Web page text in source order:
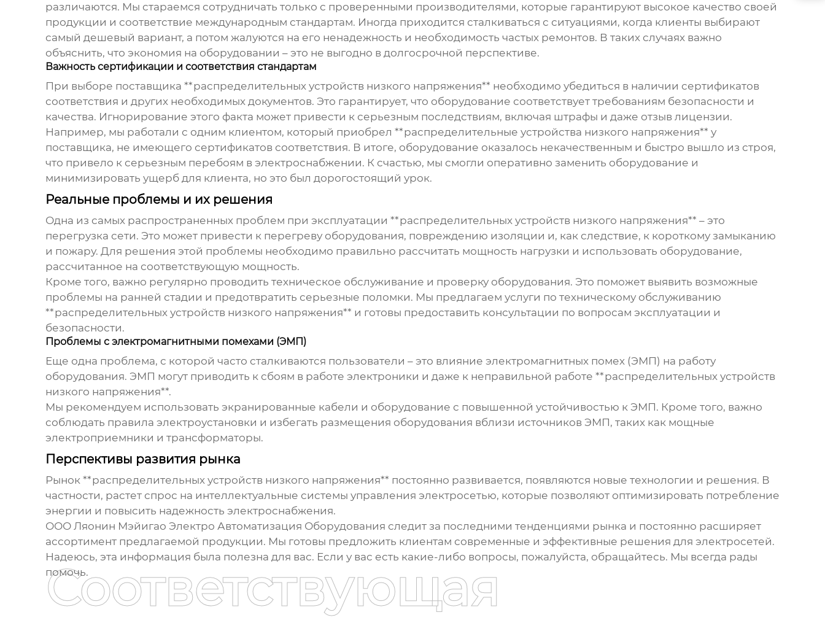
различаются. Мы стараемся сотрудничать только с проверенными производителями, которые гарантируют высокое качество своей
продукции и соответствие международным стандартам. Иногда приходится сталкиваться с ситуациями, когда клиенты выбирают
самый дешевый вариант, а потом жалуются на его ненадежность и необходимость частых ремонтов. В таких случаях важно
объяснить, что экономия на оборудовании – это не выгодно в долгосрочной перспективе.
Важность сертификации и соответствия стандартам
При выборе поставщика **распределительных устройств низкого напряжения** необходимо убедиться в наличии сертификатов
соответствия и других необходимых документов. Это гарантирует, что оборудование соответствует требованиям безопасности и
качества. Игнорирование этого факта может привести к серьезным последствиям, включая штрафы и даже отзыв лицензии.
Например, мы работали с одним клиентом, который приобрел **распределительные устройства низкого напряжения** у
поставщика, не имеющего сертификатов соответствия. В итоге, оборудование оказалось некачественным и быстро вышло из строя,
что привело к серьезным перебоям в электроснабжении. К счастью, мы смогли оперативно заменить оборудование и
минимизировать ущерб для клиента, но это был дорогостоящий урок.
Реальные проблемы и их решения
Одна из самых распространенных проблем при эксплуатации **распределительных устройств низкого напряжения** – это
перегрузка сети. Это может привести к перегреву оборудования, повреждению изоляции и, как следствие, к короткому замыканию
и пожару. Для решения этой проблемы необходимо правильно рассчитать мощность нагрузки и использовать оборудование,
рассчитанное на соответствующую мощность.
Кроме того, важно регулярно проводить техническое обслуживание и проверку оборудования. Это поможет выявить возможные
проблемы на ранней стадии и предотвратить серьезные поломки. Мы предлагаем услуги по техническому обслуживанию
**распределительных устройств низкого напряжения** и готовы предоставить консультации по вопросам эксплуатации и
безопасности.
Проблемы с электромагнитными помехами (ЭМП)
Еще одна проблема, с которой часто сталкиваются пользователи – это влияние электромагнитных помех (ЭМП) на работу
оборудования. ЭМП могут приводить к сбоям в работе электроники и даже к неправильной работе **распределительных устройств
низкого напряжения**.
Мы рекомендуем использовать экранированные кабели и оборудование с повышенной устойчивостью к ЭМП. Кроме того, важно
соблюдать правила электроустановки и избегать размещения оборудования вблизи источников ЭМП, таких как мощные
электроприемники и трансформаторы.
Перспективы развития рынка
Рынок **распределительных устройств низкого напряжения** постоянно развивается, появляются новые технологии и решения. В
частности, растет спрос на интеллектуальные системы управления электросетью, которые позволяют оптимизировать потребление
энергии и повысить надежность электроснабжения.
ООО Ляонин Мэйигао Электро Автоматизация Оборудования следит за последними тенденциями рынка и постоянно расширяет
ассортимент предлагаемой продукции. Мы готовы предложить клиентам современные и эффективные решения для электросетей.
Надеюсь, эта информация была полезна для вас. Если у вас есть какие-либо вопросы, пожалуйста, обращайтесь. Мы всегда рады
помочь.
Соответствующая